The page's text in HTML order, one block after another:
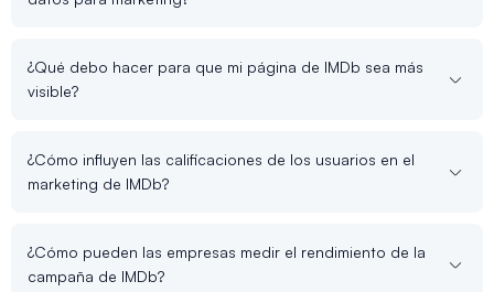
¿Qué debo hacer para que mi página de IMDb sea más
visible?
¿Cómo influyen las calificaciones de los usuarios en el
marketing de IMDb?
¿Cómo pueden las empresas medir el rendimiento de la
campaña de IMDb?